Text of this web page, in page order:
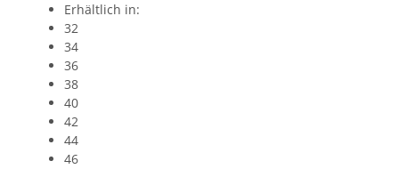
Erhältlich in:
32
34
36
38
40
42
44
46